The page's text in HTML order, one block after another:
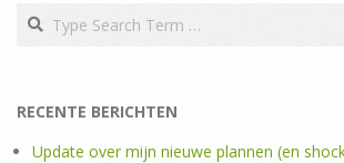
Search
RECENTE BERICHTEN
Update over mijn nieuwe plannen (en